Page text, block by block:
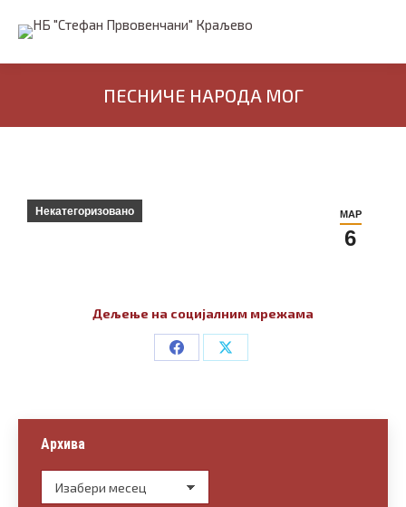
ПЕСНИЧЕ НАРОДА МОГ
МАР
6
Некатегоризовано
Дељење на социјалним мрежама
Share
Share
Архива
Архива